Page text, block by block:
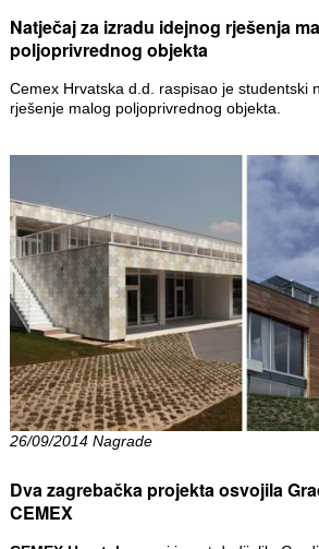
Natječaj za izradu idejnog rješenja
poljoprivrednog objekta
Cemex Hrvatska d.d. raspisao je studentski
rješenje malog poljoprivrednog objekta.
26/09/2014 Nagrade
Dva zagrebačka projekta osvojila
CEMEX